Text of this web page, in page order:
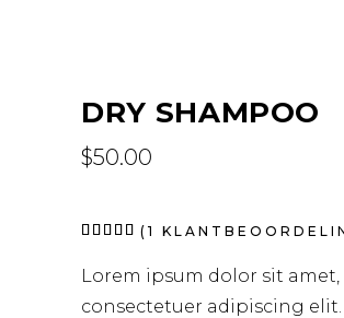
DRY SHAMPOO
$50.00
Waardering
gebaseerd
1
klantbeoordeling
( 1
Lorem ipsum dolor sit amet,
consectetuer adipiscing elit.